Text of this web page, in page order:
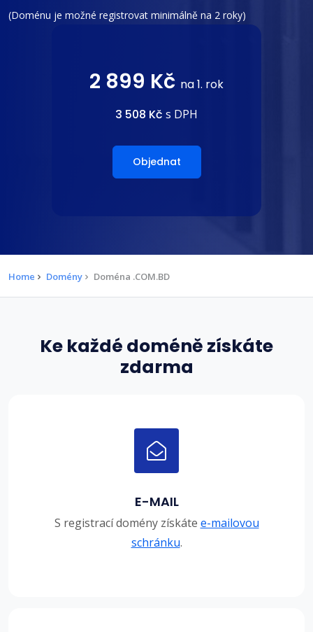
(Doménu je možné registrovat minimálně na 2 roky)
2 899 Kč na 1. rok
3 508 Kč s DPH
Objednat
Home Domény Doména .COM.BD
Ke každé doméně získáte
zdarma
E-MAIL
S registrací domény získáte e-mailovou
schránku.